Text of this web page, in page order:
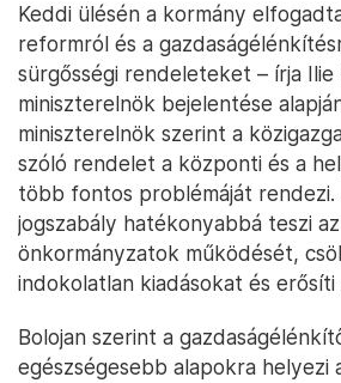
Keddi ülésén a kormány
reformról és a
sürgősségi rendeleteket – írja Ilie
miniszterelnök bejelentése
miniszterelnök szerint a
szóló rendelet a központi és a
több fontos problémáját
jogszabály hatékonyabbá teszi
önkormányzatok működését,
indokolatlan kiadásokat és
Bolojan szerint a
egészségesebb alapokra helyezi